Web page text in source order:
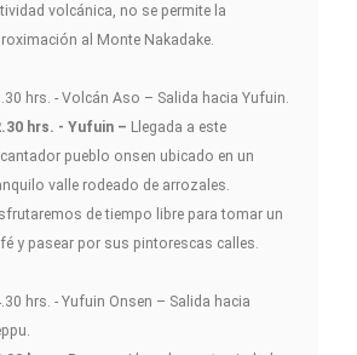
volcánica, no se permite la
al Monte Nakadake.
hrs. - Volcán Aso – Salida hacia Yufuin.
hrs. - Yufuin – Llegada a este
pueblo onsen ubicado en un
valle rodeado de arrozales.
de tiempo libre para tomar un
y pasear por sus pintorescas calles.
hrs. - Yufuin Onsen – Salida hacia